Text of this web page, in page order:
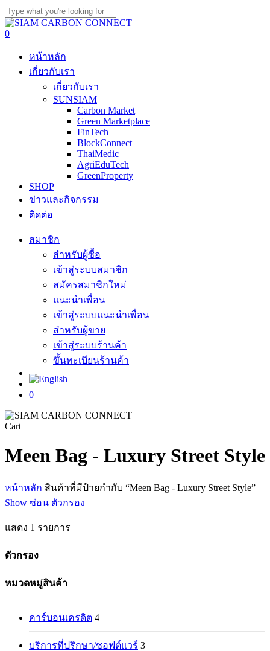
Skip
to
main
Close
Search
search
0
หน้าหลัก
เกี่ยวกับเรา
เกี่ยวกับเรา
SUNSIAM
Carbon Market
Green Marketplace
FinTech
BlockConnect
ThaiMedic
AgriEduTech
GreenProperty
SHOP
ข่าวและกิจกรรม
ติดต่อ
สมาชิก
สำหรับผู้ซื้อ
เข้าสู่ระบบสมาชิก
สมัครสมาชิกใหม่
แนะนำเพื่อน
เข้าสู่ระบบแนะนำเพื่อน
สำหรับผู้ขาย
เข้าสู่ระบบร้านค้า
ขึ้นทะเบียนร้านค้า
search
0
CartClose
Meen Bag - Luxury Street Style
หน้าหลัก สินค้าที่มีป้ายกำกับ “Meen Bag - Luxury Street Style”
Show ซ่อน ตัวกรอง
แสดง 1 รายการ
ตัวกรอง
Close
หมวดหมู่สินค้า
คาร์บอนเครดิต 4
บริการที่ปรึกษา/ซอฟต์แวร์ 3